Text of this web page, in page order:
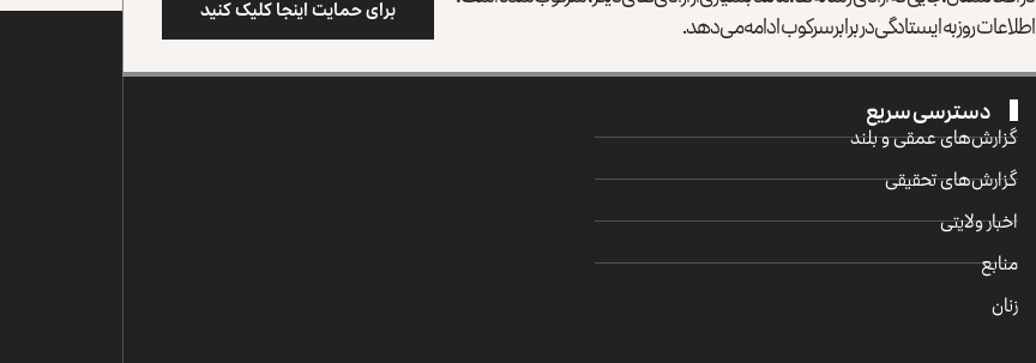
اطلاعات روز به ایستادگی در برابر سرکوب ادامه می‌دهد. برای حمایت اینجا کلیک کنید
دسترسی سریع
گزارش‌‌های عمقی و بلند
گزارش‌های تحقیقی
اخبار ولایتی
منابع
زنان